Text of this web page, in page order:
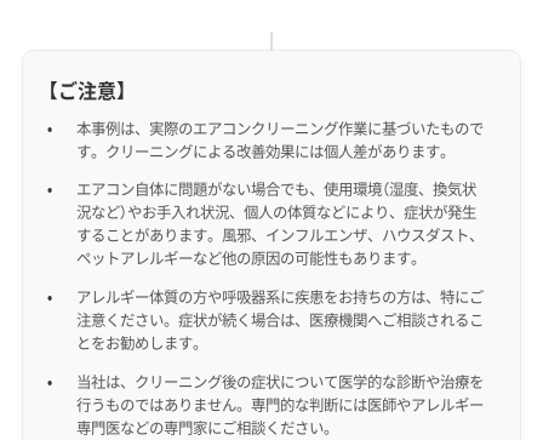
【ご注意】
本事例は、実際のエアコンクリーニング作業に基づいたもので
す。クリーニングによる改善効果には個人差があります。
エアコン自体に問題がない場合でも、使用環境（湿度、換気状
況など）やお手入れ状況、個人の体質などにより、症状が発生
することがあります。風邪、インフルエンザ、ハウスダスト、
ペットアレルギーなど他の原因の可能性もあります。
アレルギー体質の方や呼吸器系に疾患をお持ちの方は、特にご
注意ください。症状が続く場合は、医療機関へご相談されるこ
とをお勧めします。
当社は、クリーニング後の症状について医学的な診断や治療を
行うものではありません。専門的な判断には医師やアレルギー
専門医などの専門家にご相談ください。